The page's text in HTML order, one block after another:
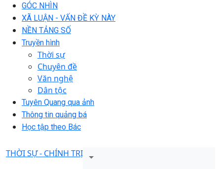
GÓC NHÌN
XÃ LUẬN - VẤN ĐỀ KỲ NÀY
NỀN TẢNG SỐ
Truyền hình
Thời sự
Chuyên đề
Văn nghệ
Dân tộc
Tuyên Quang qua ảnh
Thông tin quảng bá
Học tập theo Bác
THỜI SỰ - CHÍNH TRỊ